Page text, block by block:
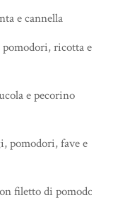
e cannella
ricotta e
e pecorino
pomodori, fave e
filetto di pomodori